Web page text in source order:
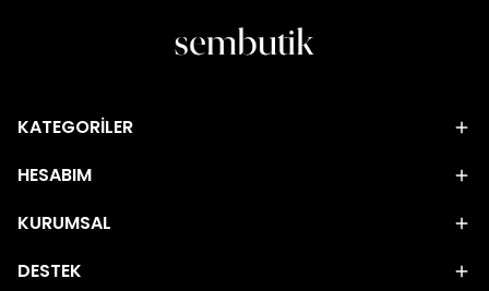
KATEGORİLER
HESABIM
KURUMSAL
DESTEK